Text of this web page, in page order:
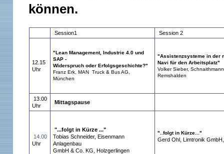
können.
Session1 Session 2
12.15
Uhr
"Lean Management, Industrie 4.0 und
SAP -
Widerspruch oder Erfolgsgeschichte?"
Franz Erk, MAN Truck & Bus AG,
München
"Assistenzsysteme in der
Navi für den Arbeitsplatz"
Volker Sieber,
Remshalden
13.00
Uhr
Mittagspause
14.00
Uhr
"...folgt in Kürze ..."
Tobias Schneider, Eisenmann
Anlagenbau
GmbH & Co. KG, Holzgerlingen
"..folgt in Kürze... "
Gerd Ohl, Limtronik GmbH,